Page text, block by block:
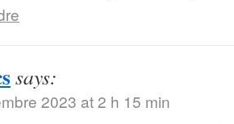
says:
2023 at 2 h 15 min